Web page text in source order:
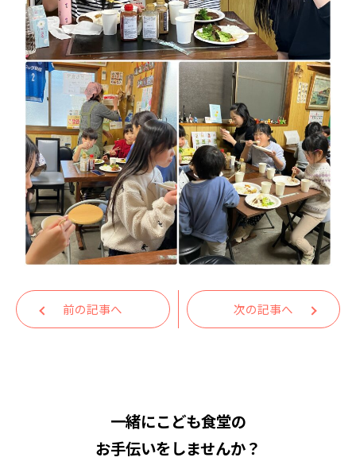
前の記事へ 次の記事へ
一緒にこども食堂の
お手伝いをしませんか？